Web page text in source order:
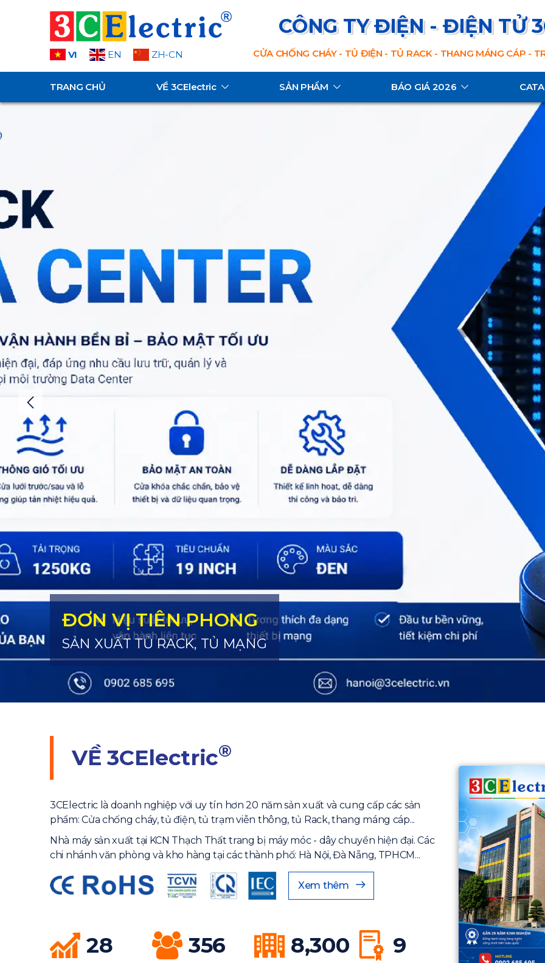
VI EN ZH-CN
CÔNG TY ĐIỆN - ĐIỆN TỬ
CỬA CHỐNG CHÁY - TỦ ĐIỆN - TỦ RACK - THANG MÁNG CÁP -
TRANG CHỦ VỀ 3CElectric SẢN PHẨM BÁO GIÁ 2026
ĐƠN VỊ TIÊN PHONG
SẢN XUẤT TỦ RACK, TỦ MẠNG
VỀ3CElectric®
3CElectric là doanh nghiệp với uy tín hơn 20 năm sản xuất và cung cấp các sản
phẩm: Cửa chống cháy, tủ điện, tủ trạm viễn thông, tủ Rack, thang máng cáp...
Nhà máy sản xuất tại KCN Thạch Thất trang bị máy móc - dây chuyền hiện đại. Các
chi nhánh văn phòng và kho hàng tại các thành phố: Hà Nội, Đà Nẵng, TPHCM...
Xem thêm
28 356 8,300 9